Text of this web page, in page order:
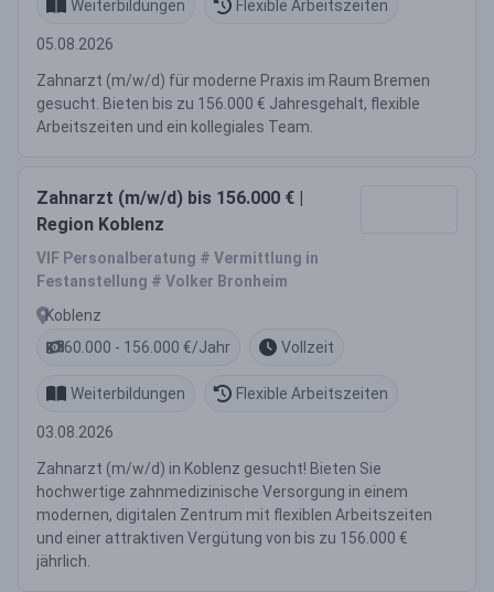
Weiterbildungen Flexible Arbeitszeiten
05.08.2026
Zahnarzt (m/w/d) für moderne Praxis im Raum Bremen
gesucht. Bieten bis zu 156.000 € Jahresgehalt, flexible
Arbeitszeiten und ein kollegiales Team.
Zahnarzt (m/w/d) bis 156.000 € |
Region Koblenz
VIF Personalberatung # Vermittlung in
Festanstellung # Volker Bronheim
Koblenz
60.000 - 156.000 €/Jahr
Vollzeit
Weiterbildungen Flexible Arbeitszeiten
03.08.2026
Zahnarzt (m/w/d) in Koblenz gesucht! Bieten Sie
hochwertige zahnmedizinische Versorgung in einem
modernen, digitalen Zentrum mit flexiblen Arbeitszeiten
und einer attraktiven Vergütung von bis zu 156.000 €
jährlich.